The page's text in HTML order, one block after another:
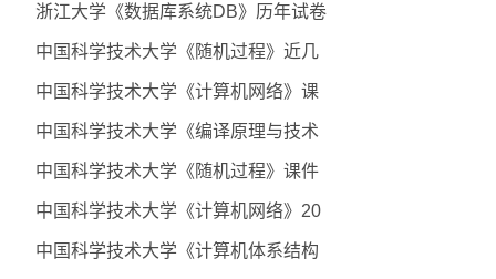
浙江大学《数据库系统DB》历年试卷
中国科学技术大学《随机过程》近几
中国科学技术大学《计算机网络》课
中国科学技术大学《编译原理与技术
中国科学技术大学《随机过程》课件
中国科学技术大学《计算机网络》20
中国科学技术大学《计算机体系结构